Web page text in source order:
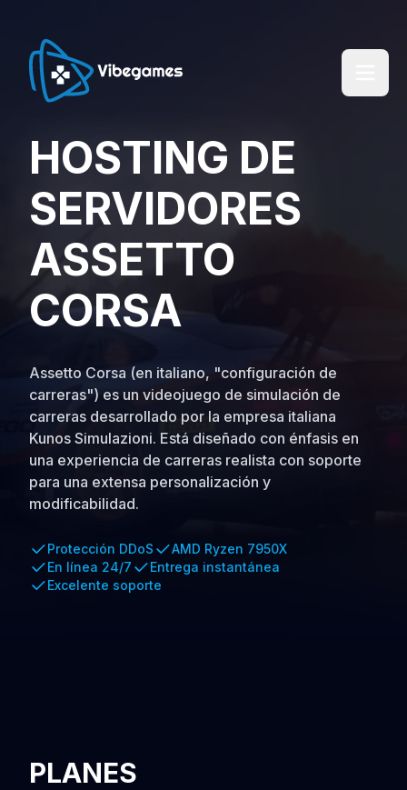
HOSTING DE
SERVIDORES
ASSETTO
CORSA
Assetto Corsa (en italiano, "configuración de
carreras") es un videojuego de simulación de
carreras desarrollado por la empresa italiana
Kunos Simulazioni. Está diseñado con énfasis en
una experiencia de carreras realista con soporte
para una extensa personalización y
modificabilidad.
Protección DDoS
AMD Ryzen 7950X
En línea 24/7
Entrega instantánea
Excelente soporte
PLANES